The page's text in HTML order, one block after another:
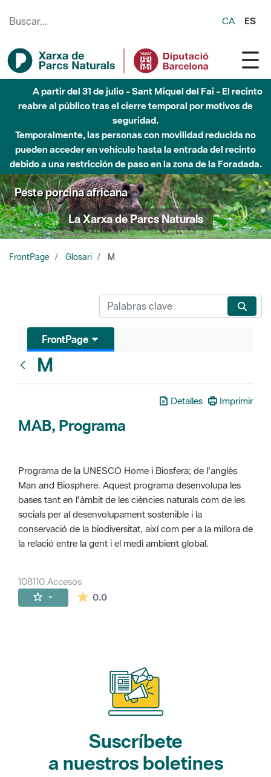
CA ES
A partir del 31 de julio - Sant Miquel del Fai - El recinto
reabre al público tras el cierre temporal por motivos de
seguridad.
Temporalmente, las personas con movilidad reducida no
pueden acceder en vehículo hasta la entrada del recinto
debido a una restricción de paso en la zona de la Foradada.
Peste porcina africana
La Xarxa de Parcs Naturals
FrontPage Glosari M
FrontPage
M
Detalles Imprimir
MAB, Programa
Programa de la UNESCO Home i Biosfera; de l'anglès
Man and Biosphere. Aquest programa desenvolupa les
bases tant en l'àmbit de les ciències naturals com de les
socials per al desenvolupament sostenible i la
conservació de la biodiversitat, així com per a la millora de
la relació entre la gent i el medi ambient global.
108110 Accesos
- 0.0La valoración media es de 0 estrellas de
Suscríbete
a nuestros boletines